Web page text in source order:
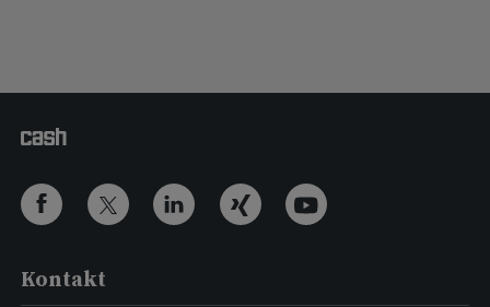
Kontakt